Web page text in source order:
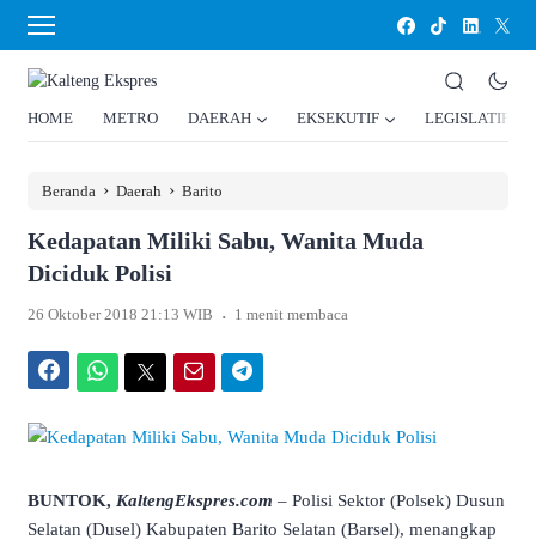
HOME METRO DAERAH EKSEKUTIF LEGISLATIF
Beranda › Daerah › Barito
Kedapatan Miliki Sabu, Wanita Muda
Diciduk Polisi
26 Oktober 2018 21:13 WIB . 1 menit membaca
BUNTOK, KaltengEkspres.com – Polisi Sektor (Polsek) Dusun
Selatan (Dusel) Kabupaten Barito Selatan (Barsel), menangkap